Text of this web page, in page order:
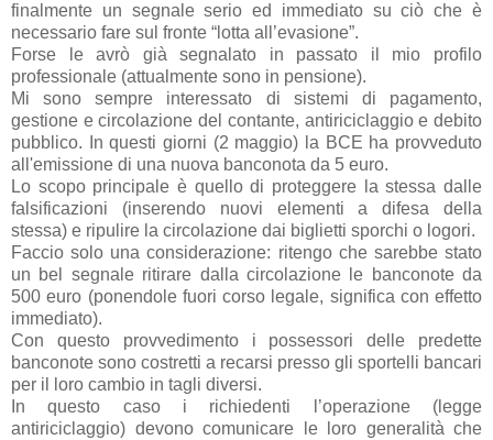
finalmente un segnale serio ed immediato su ciò che è
necessario fare sul fronte “lotta all’evasione”.
Forse le avrò già segnalato in passato il mio profilo
professionale (attualmente sono in pensione).
Mi sono sempre interessato di sistemi di pagamento,
gestione e circolazione del contante, antiriciclaggio e debito
pubblico. In questi giorni (2 maggio) la BCE ha provveduto
all'emissione di una nuova banconota da 5 euro.
Lo scopo principale è quello di proteggere la stessa dalle
falsificazioni (inserendo nuovi elementi a difesa della
stessa) e ripulire la circolazione dai biglietti sporchi o logori.
Faccio solo una considerazione: ritengo che sarebbe stato
un bel segnale ritirare dalla circolazione le banconote da
500 euro (ponendole fuori corso legale, significa con effetto
immediato).
Con questo provvedimento i possessori delle predette
banconote sono costretti a recarsi presso gli sportelli bancari
per il loro cambio in tagli diversi.
In questo caso i richiedenti l’operazione (legge
antiriciclaggio) devono comunicare le loro generalità che